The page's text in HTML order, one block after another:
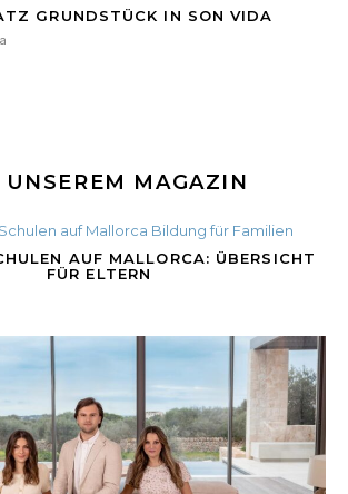
GRUNDSTÜCK IN SON VIDA
UNSEREM MAGAZIN
AUF MALLORCA: ÜBERSICHT
FÜR ELTERN